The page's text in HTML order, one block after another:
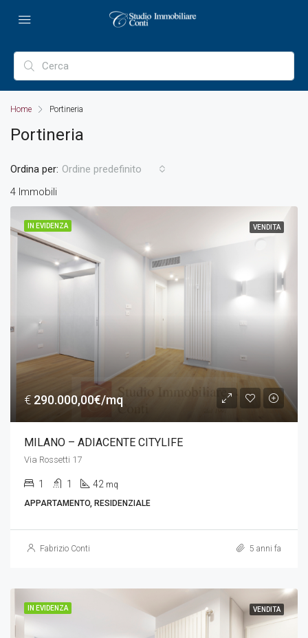
Home Portineria
Portineria
4 Immobili
Ordina per: Ordine predefinito
IN EVIDENZA VENDITA
€ 290.000,00€/mq
MILANO – ADIACENTE CITYLIFE
Via Rossetti 17
1 1 42 mq
APPARTAMENTO, RESIDENZIALE
Fabrizio Conti 5 anni fa
IN EVIDENZA VENDITA